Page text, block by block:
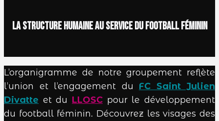
La structure humaine au service du football féminin
L’organigramme de notre groupement reflète
l’union et l’engagement du FC Saint Julien
Divatte et du LLOSC pour le développement
du football féminin. Découvrez les visages des